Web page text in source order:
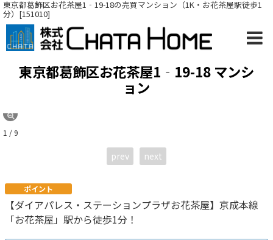
東京都葛飾区お花茶屋1‐19-18の売買マンション（1K・お花茶屋駅徒歩1
分）[151010]
東京都葛飾区お花茶屋1‐19-18 マンシ
ョン
1 / 9
prev next
ポイント
【ダイアパレス・ステーションプラザお花茶屋】京成本線
「お花茶屋」駅から徒歩1分！